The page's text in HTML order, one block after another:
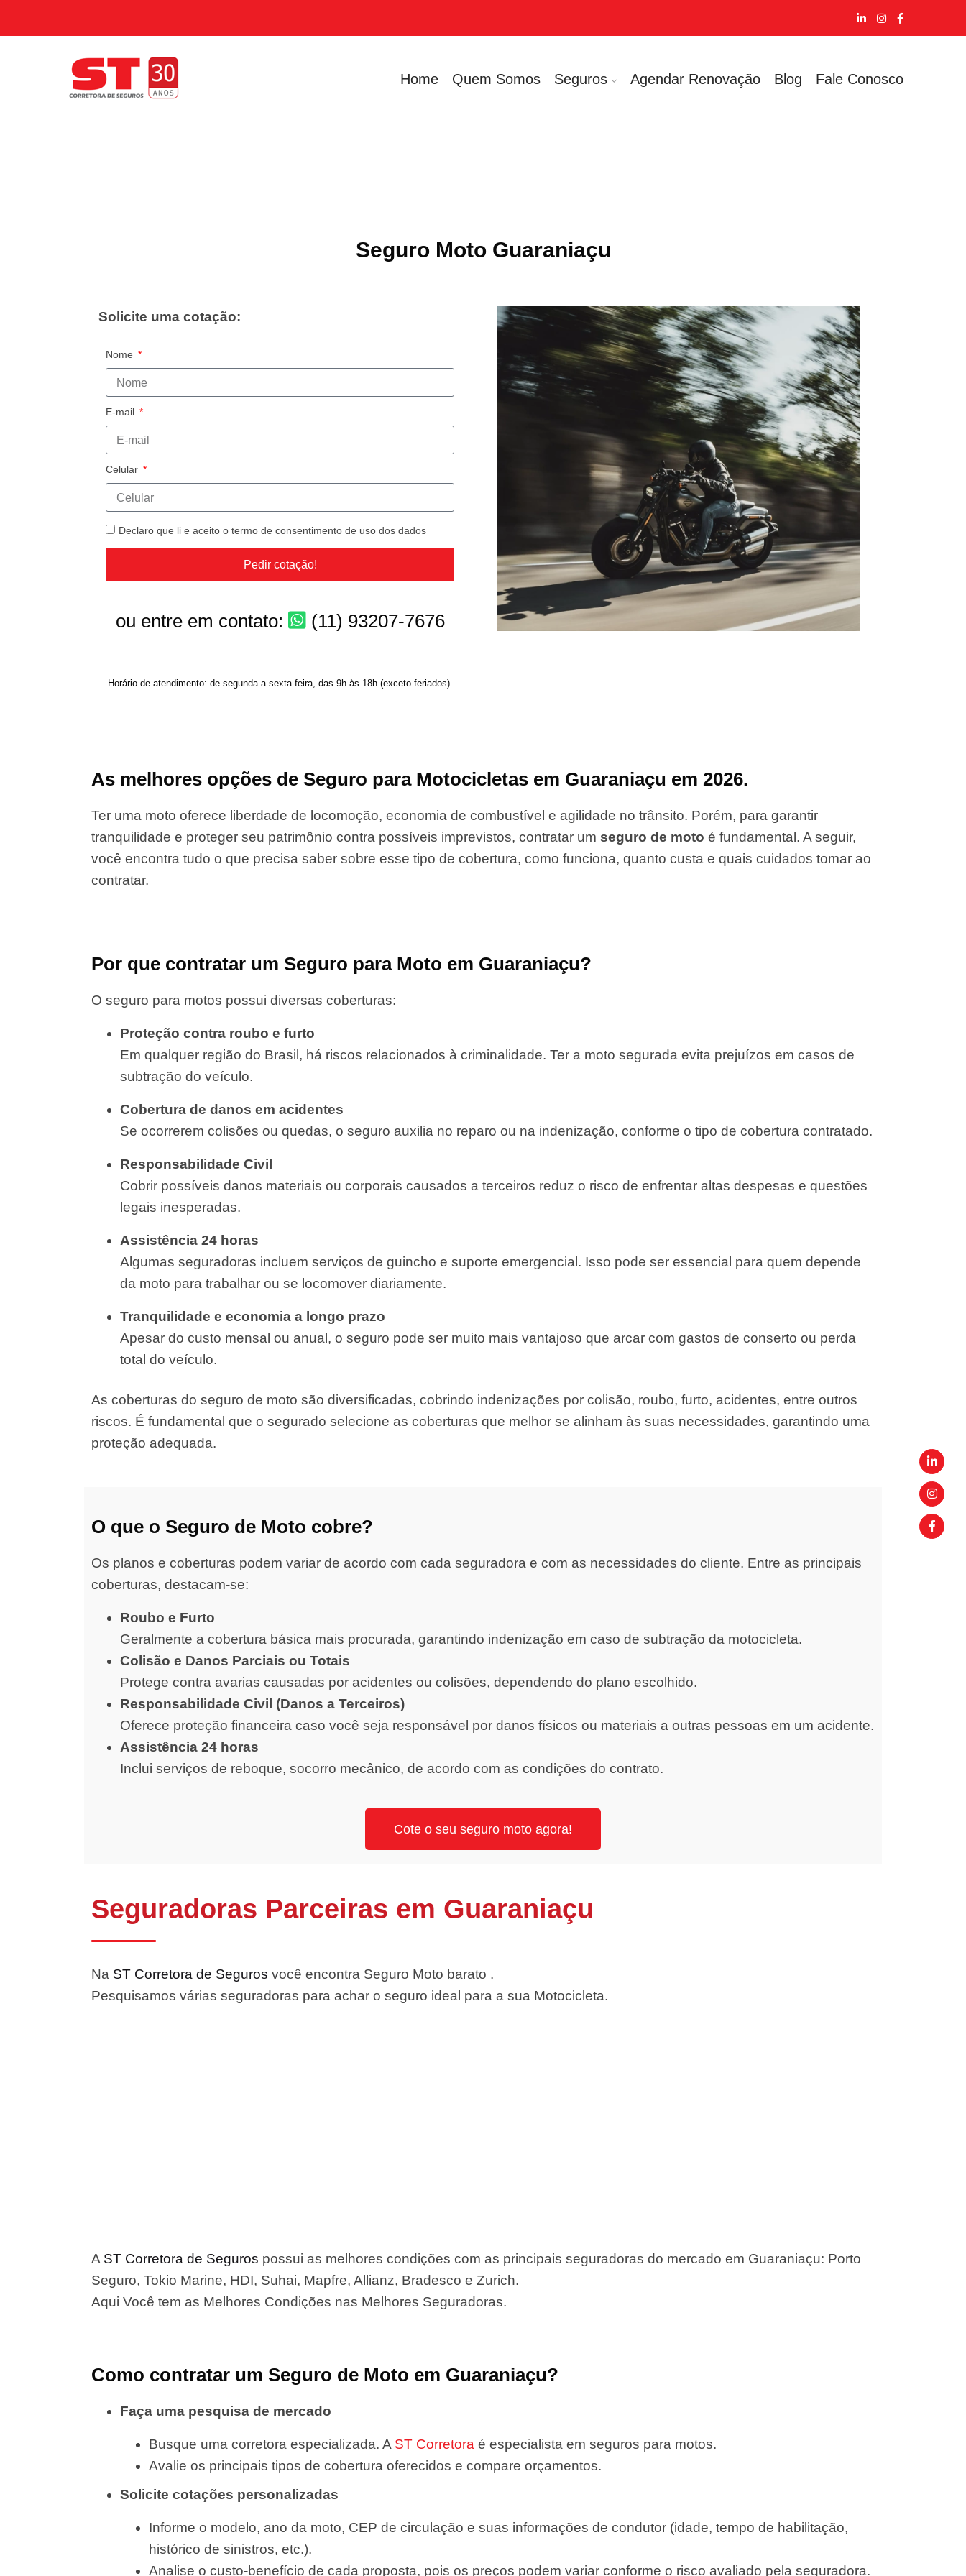
Home Quem Somos Seguros Agendar Renovação Blog Fale Conosco
Seguro Moto Guaraniaçu
Solicite uma cotação:
Nome
E-mail
Celular
Declaro que li e aceito o termo de consentimento de uso dos dados
Pedir cotação!
ou entre em contato: (11) 93207-7676
Horário de atendimento: de segunda a sexta-feira, das 9h às 18h (exceto feriados).
As melhores opções de Seguro para Motocicletas em Guaraniaçu em 2026.
Ter uma moto oferece liberdade de locomoção, economia de combustível e agilidade no trânsito. Porém, para garantir
tranquilidade e proteger seu patrimônio contra possíveis imprevistos, contratar um seguro de moto é fundamental. A seguir,
você encontra tudo o que precisa saber sobre esse tipo de cobertura, como funciona, quanto custa e quais cuidados tomar ao
contratar.
Por que contratar um Seguro para Moto em Guaraniaçu?
O seguro para motos possui diversas coberturas:
Proteção contra roubo e furto
Em qualquer região do Brasil, há riscos relacionados à criminalidade. Ter a moto segurada evita prejuízos em casos de
subtração do veículo.
Cobertura de danos em acidentes
Se ocorrerem colisões ou quedas, o seguro auxilia no reparo ou na indenização, conforme o tipo de cobertura contratado.
Responsabilidade Civil
Cobrir possíveis danos materiais ou corporais causados a terceiros reduz o risco de enfrentar altas despesas e questões
legais inesperadas.
Assistência 24 horas
Algumas seguradoras incluem serviços de guincho e suporte emergencial. Isso pode ser essencial para quem depende
da moto para trabalhar ou se locomover diariamente.
Tranquilidade e economia a longo prazo
Apesar do custo mensal ou anual, o seguro pode ser muito mais vantajoso que arcar com gastos de conserto ou perda
total do veículo.
As coberturas do seguro de moto são diversificadas, cobrindo indenizações por colisão, roubo, furto, acidentes, entre outros
riscos. É fundamental que o segurado selecione as coberturas que melhor se alinham às suas necessidades, garantindo uma
proteção adequada.
O que o Seguro de Moto cobre?
Os planos e coberturas podem variar de acordo com cada seguradora e com as necessidades do cliente. Entre as principais
coberturas, destacam-se:
Roubo e Furto
Geralmente a cobertura básica mais procurada, garantindo indenização em caso de subtração da motocicleta.
Colisão e Danos Parciais ou Totais
Protege contra avarias causadas por acidentes ou colisões, dependendo do plano escolhido.
Responsabilidade Civil (Danos a Terceiros)
Oferece proteção financeira caso você seja responsável por danos físicos ou materiais a outras pessoas em um acidente.
Assistência 24 horas
Inclui serviços de reboque, socorro mecânico, de acordo com as condições do contrato.
Cote o seu seguro moto agora!
Seguradoras Parceiras em Guaraniaçu
Na ST Corretora de Seguros você encontra Seguro Moto barato .
Pesquisamos várias seguradoras para achar o seguro ideal para a sua Motocicleta.
A ST Corretora de Seguros possui as melhores condições com as principais seguradoras do mercado em Guaraniaçu: Porto
Seguro, Tokio Marine, HDI, Suhai, Mapfre, Allianz, Bradesco e Zurich.
Aqui Você tem as Melhores Condições nas Melhores Seguradoras.
Como contratar um Seguro de Moto em Guaraniaçu?
Faça uma pesquisa de mercado
Busque uma corretora especializada. A ST Corretora é especialista em seguros para motos.
Avalie os principais tipos de cobertura oferecidos e compare orçamentos.
Solicite cotações personalizadas
Informe o modelo, ano da moto, CEP de circulação e suas informações de condutor (idade, tempo de habilitação,
histórico de sinistros, etc.).
Analise o custo-benefício de cada proposta, pois os preços podem variar conforme o risco avaliado pela seguradora.